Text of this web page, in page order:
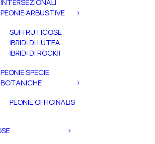
INTERSEZIONALI
PEONIE ARBUSTIVE
SUFFRUTICOSE
IBRIDI DI LUTEA
IBRIDI DI ROCKII
PEONIE SPECIE
BOTANICHE
PEONIE OFFICINALIS